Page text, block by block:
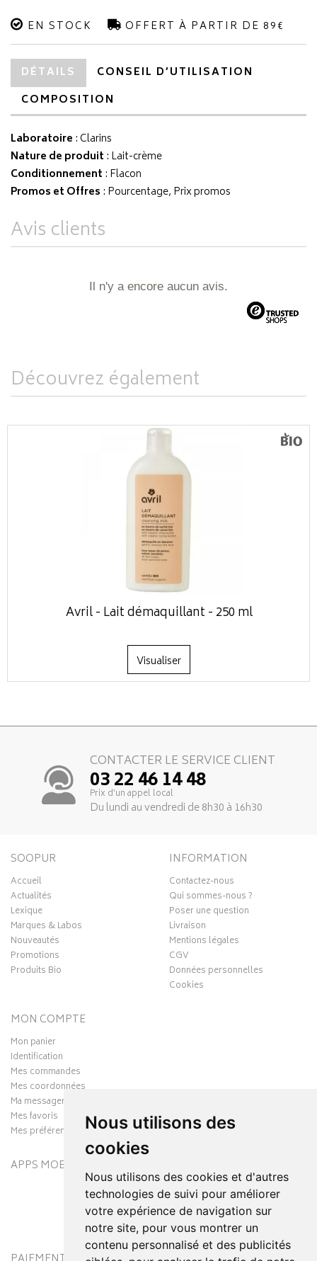
Nous utilisons des
cookies
Nous utilisons des cookies et d'autres
technologies de suivi pour améliorer
votre expérience de navigation sur
notre site, pour vous montrer un
contenu personnalisé et des publicités
EN STOCK OFFERT À PARTIR DE 89€
DÉTAILS
CONSEIL D’UTILISATION
COMPOSITION
Laboratoire :Clarins
Nature de produit : Lait-crème
Conditionnement : Flacon
Promos et Offres : Pourcentage, Prix promos
Avis clients
Il n'y a encore aucun avis.
Découvrez également
Avril - Lait démaquillant - 250 ml
Visualiser
CONTACTER LE SERVICE CLIENT
03 22 46 14 48
Prix d’un appel local
Du lundi au vendredi de 8h30 à 16h30
SOOPUR
Accueil
Actualités
Lexique
Marques & Labos
Nouveautés
Promotions
Produits Bio
INFORMATION
Contactez-nous
Qui sommes-nous ?
Poser une question
Livraison
Mentions légales
CGV
Données personnelles
Cookies
MON COMPTE
Mon panier
Identification
Mes commandes
Mes coordonnées
Ma messagerie
Mes favoris
Mes préférences Cookies
APPS MOBILES